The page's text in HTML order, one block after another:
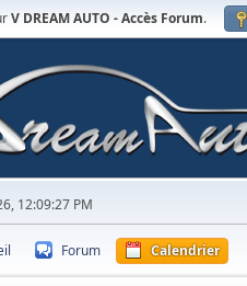
V DREAM AUTO - Accès Forum.
12:09:27 PM
Forum Calendrier